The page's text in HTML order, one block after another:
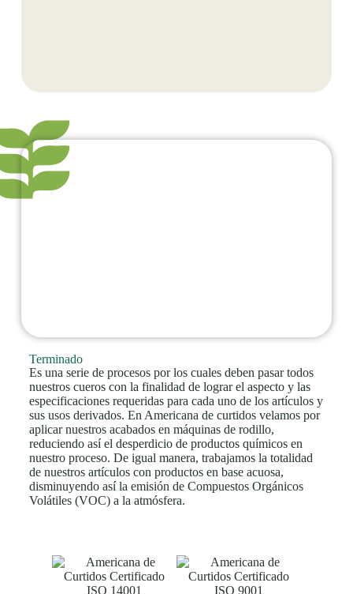
Terminado
Es una serie de procesos por los cuales deben pasar todos
nuestros cueros con la finalidad de lograr el aspecto y las
especificaciones requeridas para cada uno de los artículos y
sus usos derivados. En Americana de curtidos velamos por
aplicar nuestros acabados en máquinas de rodillo,
reduciendo así el desperdicio de productos químicos en
nuestro proceso. De igual manera, trabajamos la totalidad
de nuestros artículos con productos en base acuosa,
disminuyendo así la emisión de Compuestos Orgánicos
Volátiles (VOC) a la atmósfera.